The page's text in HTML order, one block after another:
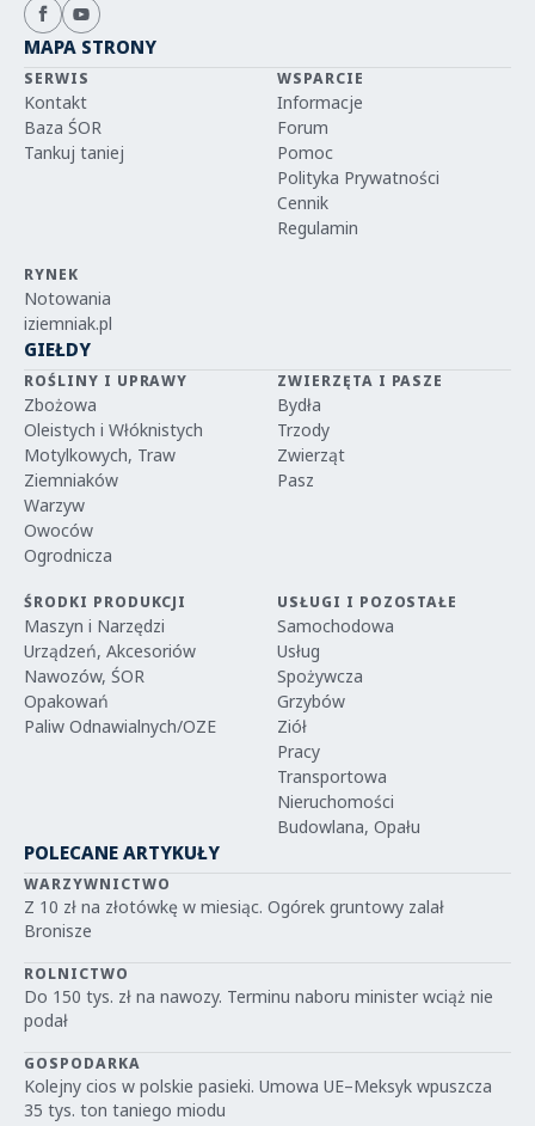
MAPA STRONY
SERWIS
Kontakt
Baza ŚOR
Tankuj taniej
WSPARCIE
Informacje
Forum
Pomoc
Polityka Prywatności
Cennik
Regulamin
RYNEK
Notowania
iziemniak.pl
GIEŁDY
ROŚLINY I UPRAWY
Zbożowa
Oleistych i Włóknistych
Motylkowych, Traw
Ziemniaków
Warzyw
Owoców
Ogrodnicza
ZWIERZĘTA I PASZE
Bydła
Trzody
Zwierząt
Pasz
ŚRODKI PRODUKCJI
Maszyn i Narzędzi
Urządzeń, Akcesoriów
Nawozów, ŚOR
Opakowań
Paliw Odnawialnych/OZE
USŁUGI I POZOSTAŁE
Samochodowa
Usług
Spożywcza
Grzybów
Ziół
Pracy
Transportowa
Nieruchomości
Budowlana, Opału
POLECANE ARTYKUŁY
WARZYWNICTWO
Z 10 zł na złotówkę w miesiąc. Ogórek gruntowy zalał
Bronisze
ROLNICTWO
Do 150 tys. zł na nawozy. Terminu naboru minister wciąż nie
podał
GOSPODARKA
Kolejny cios w polskie pasieki. Umowa UE–Meksyk wpuszcza
35 tys. ton taniego miodu